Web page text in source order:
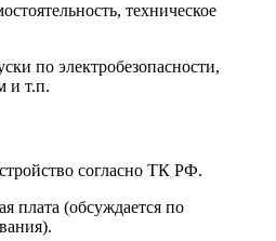
техническое
по электробезопасности,
и т.п.
согласно ТК РФ.
плата (обсуждается по